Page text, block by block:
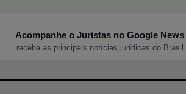
Acompanhe o Juristas no Google News
receba as principais notícias jurídicas do Brasil